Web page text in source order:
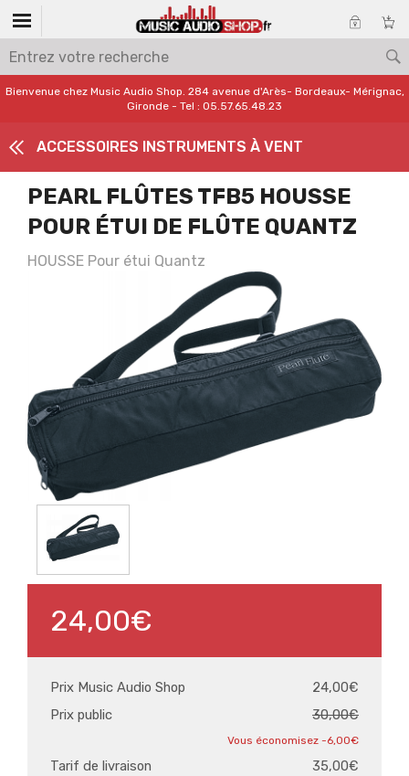
Bienvenue chez Music Audio Shop. 284 avenue d'Arès- Bordeaux- Mérignac,
Gironde - Tel : 05.57.65.48.23
ACCESSOIRES INSTRUMENTS À VENT
PEARL FLÛTES TFB5 HOUSSE
POUR ÉTUI DE FLÛTE QUANTZ
HOUSSE Pour étui Quantz
24,00€
Prix Music Audio Shop
24,00€
Prix public
30,00€
-6,00€
Tarif de livraison 35,00€